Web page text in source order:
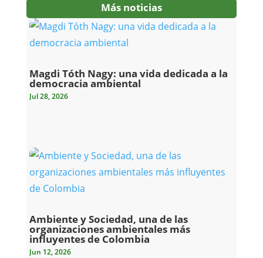
Más noticias
Magdi Tóth Nagy: una vida dedicada a la
democracia ambiental
Jul 28, 2026
Ambiente y Sociedad, una de las
organizaciones ambientales más
influyentes de Colombia
Jun 12, 2026